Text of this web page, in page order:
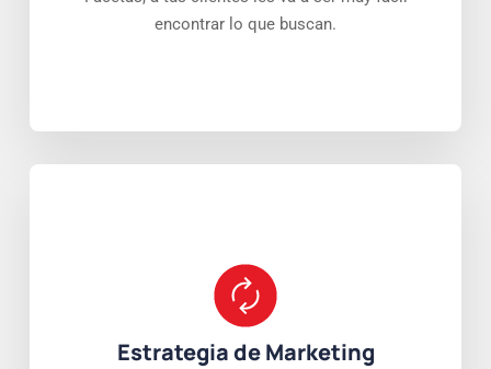
encontrar lo que buscan.
Estrategia de Marketing